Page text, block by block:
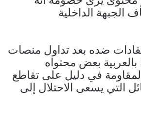
الداخلية
ضده بعد تداول منصات
بالعربية بعض محتواه
في دليل على تقاطع
التي يسعى الاحتلال إلى